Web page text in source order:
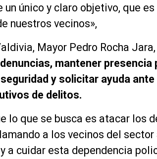
único y claro objetivo, que
nuestros vecinos»,
Mayor Pedro Rocha
mantener presencia
y solicitar ayuda ante
de delitos.
lo que se busca es atacar los
a los vecinos del
a cuidar esta dependencia